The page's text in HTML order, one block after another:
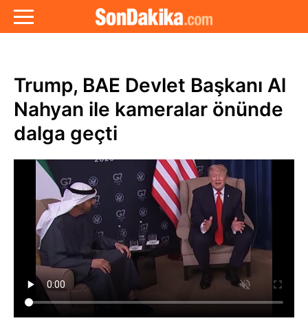
Trump, BAE Devlet Başkanı Al
Nahyan ile kameralar önünde
dalga geçti